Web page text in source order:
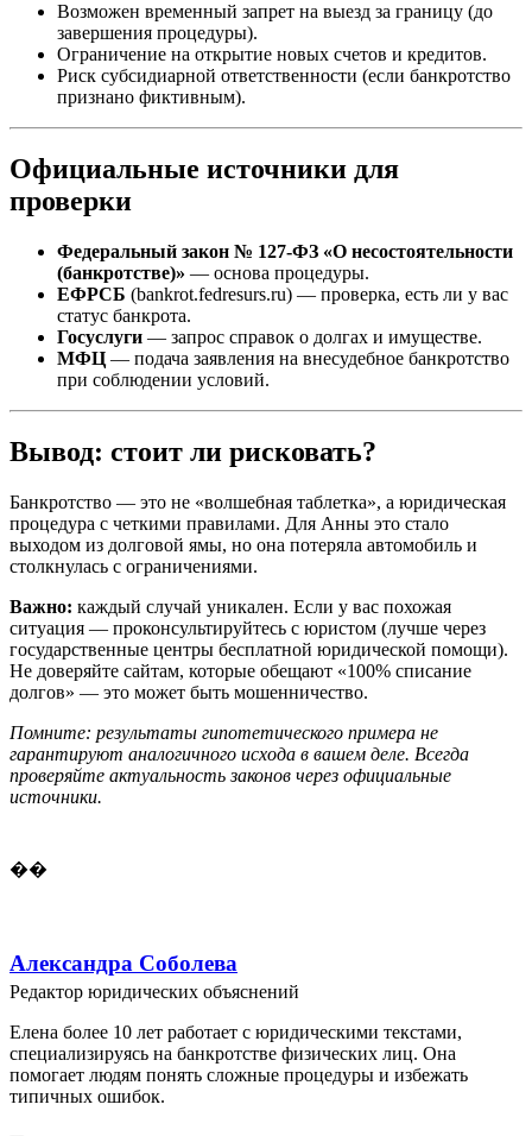
Возможен временный запрет на выезд за границу (до
завершения процедуры).
Ограничение на открытие новых счетов и кредитов.
Риск субсидиарной ответственности (если банкротство
признано фиктивным).
Официальные источники для
проверки
Федеральный закон № 127-ФЗ «О несостоятельности
(банкротстве)» — основа процедуры.
ЕФРСБ (bankrot.fedresurs.ru) — проверка, есть ли у вас
статус банкрота.
Госуслуги — запрос справок о долгах и имуществе.
МФЦ — подача заявления на внесудебное банкротство
при соблюдении условий.
Вывод: стоит ли рисковать?
Банкротство — это не «волшебная таблетка», а юридическая
процедура с четкими правилами. Для Анны это стало
выходом из долговой ямы, но она потеряла автомобиль и
столкнулась с ограничениями.
Важно: каждый случай уникален. Если у вас похожая
ситуация — проконсультируйтесь с юристом (лучше через
государственные центры бесплатной юридической помощи).
Не доверяйте сайтам, которые обещают «100% списание
долгов» — это может быть мошенничество.
Помните: результаты гипотетического примера не
гарантируют аналогичного исхода в вашем деле. Всегда
проверяйте актуальность законов через официальные
источники.
��
Александра Соболева
Редактор юридических объяснений
Елена более 10 лет работает с юридическими текстами,
специализируясь на банкротстве физических лиц. Она
помогает людям понять сложные процедуры и избежать
типичных ошибок.